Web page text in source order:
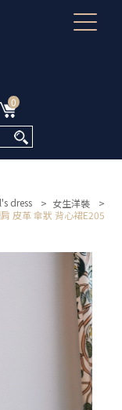
0
dress > 女生洋裝
>
皮革 傘狀 背心裙E205